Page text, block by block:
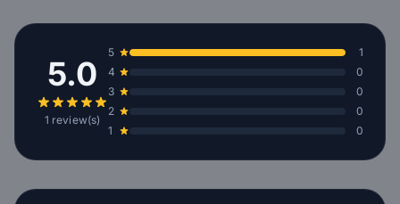
5.0
1 review(s)
5
1
4
0
3
0
2
0
1
0